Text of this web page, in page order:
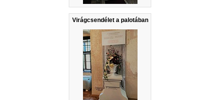
Virágcsendélet a palotában